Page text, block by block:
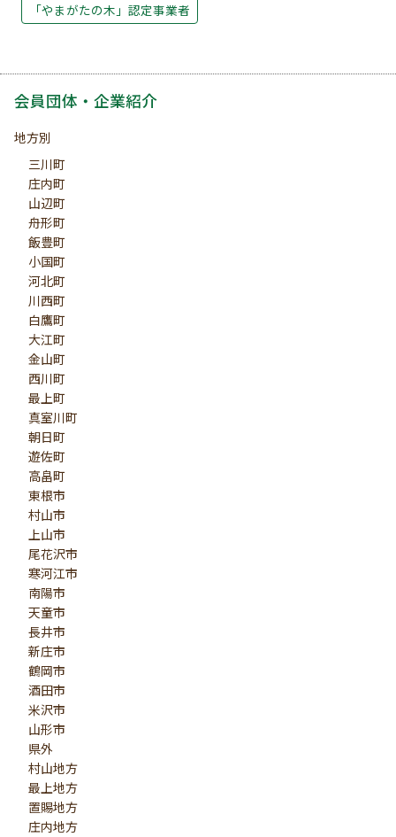
「やまがたの木」認定事業者
会員団体・企業紹介
地方別
三川町
庄内町
山辺町
舟形町
飯豊町
小国町
河北町
川西町
白鷹町
大江町
金山町
西川町
最上町
真室川町
朝日町
遊佐町
高畠町
東根市
村山市
上山市
尾花沢市
寒河江市
南陽市
天童市
長井市
新庄市
鶴岡市
酒田市
米沢市
山形市
県外
村山地方
最上地方
置賜地方
庄内地方